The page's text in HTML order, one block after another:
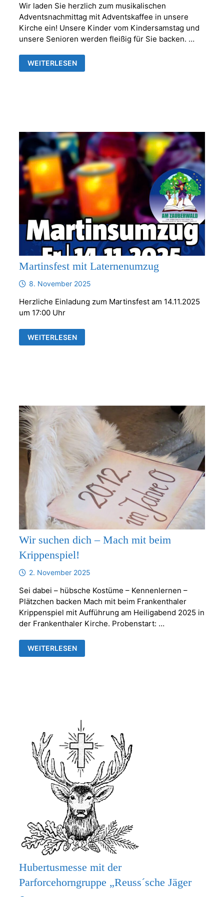
Wir laden Sie herzlich zum musikalischen
Adventsnachmittag mit Adventskaffee in unsere
Kirche ein! Unsere Kinder vom Kindersamstag und
unsere Senioren werden fleißig für Sie backen. …
MUSIKALISCHER
ADVENTNACHMITTAG
WEITERLESEN
Martinsfest mit Laternenumzug
8. November 2025
Herzliche Einladung zum Martinsfest am 14.11.2025
um 17:00 Uhr
MARTINSFEST
MIT
WEITERLESEN
Wir suchen dich – Mach mit beim
Krippenspiel!
2. November 2025
Sei dabei – hübsche Kostüme – Kennenlernen –
Plätzchen backen Mach mit beim Frankenthaler
Krippenspiel mit Aufführung am Heiligabend 2025 in
der Frankenthaler Kirche. Probenstart: …
WIR
SUCHEN
DICH
WEITERLESEN
Hubertusmesse mit der
Parforcehorngruppe „Reuss´sche Jäger